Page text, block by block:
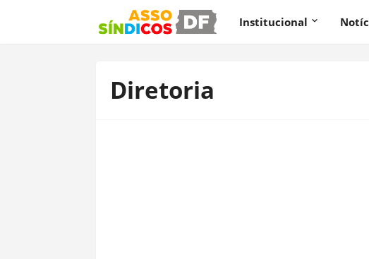
Institucional
Diretoria